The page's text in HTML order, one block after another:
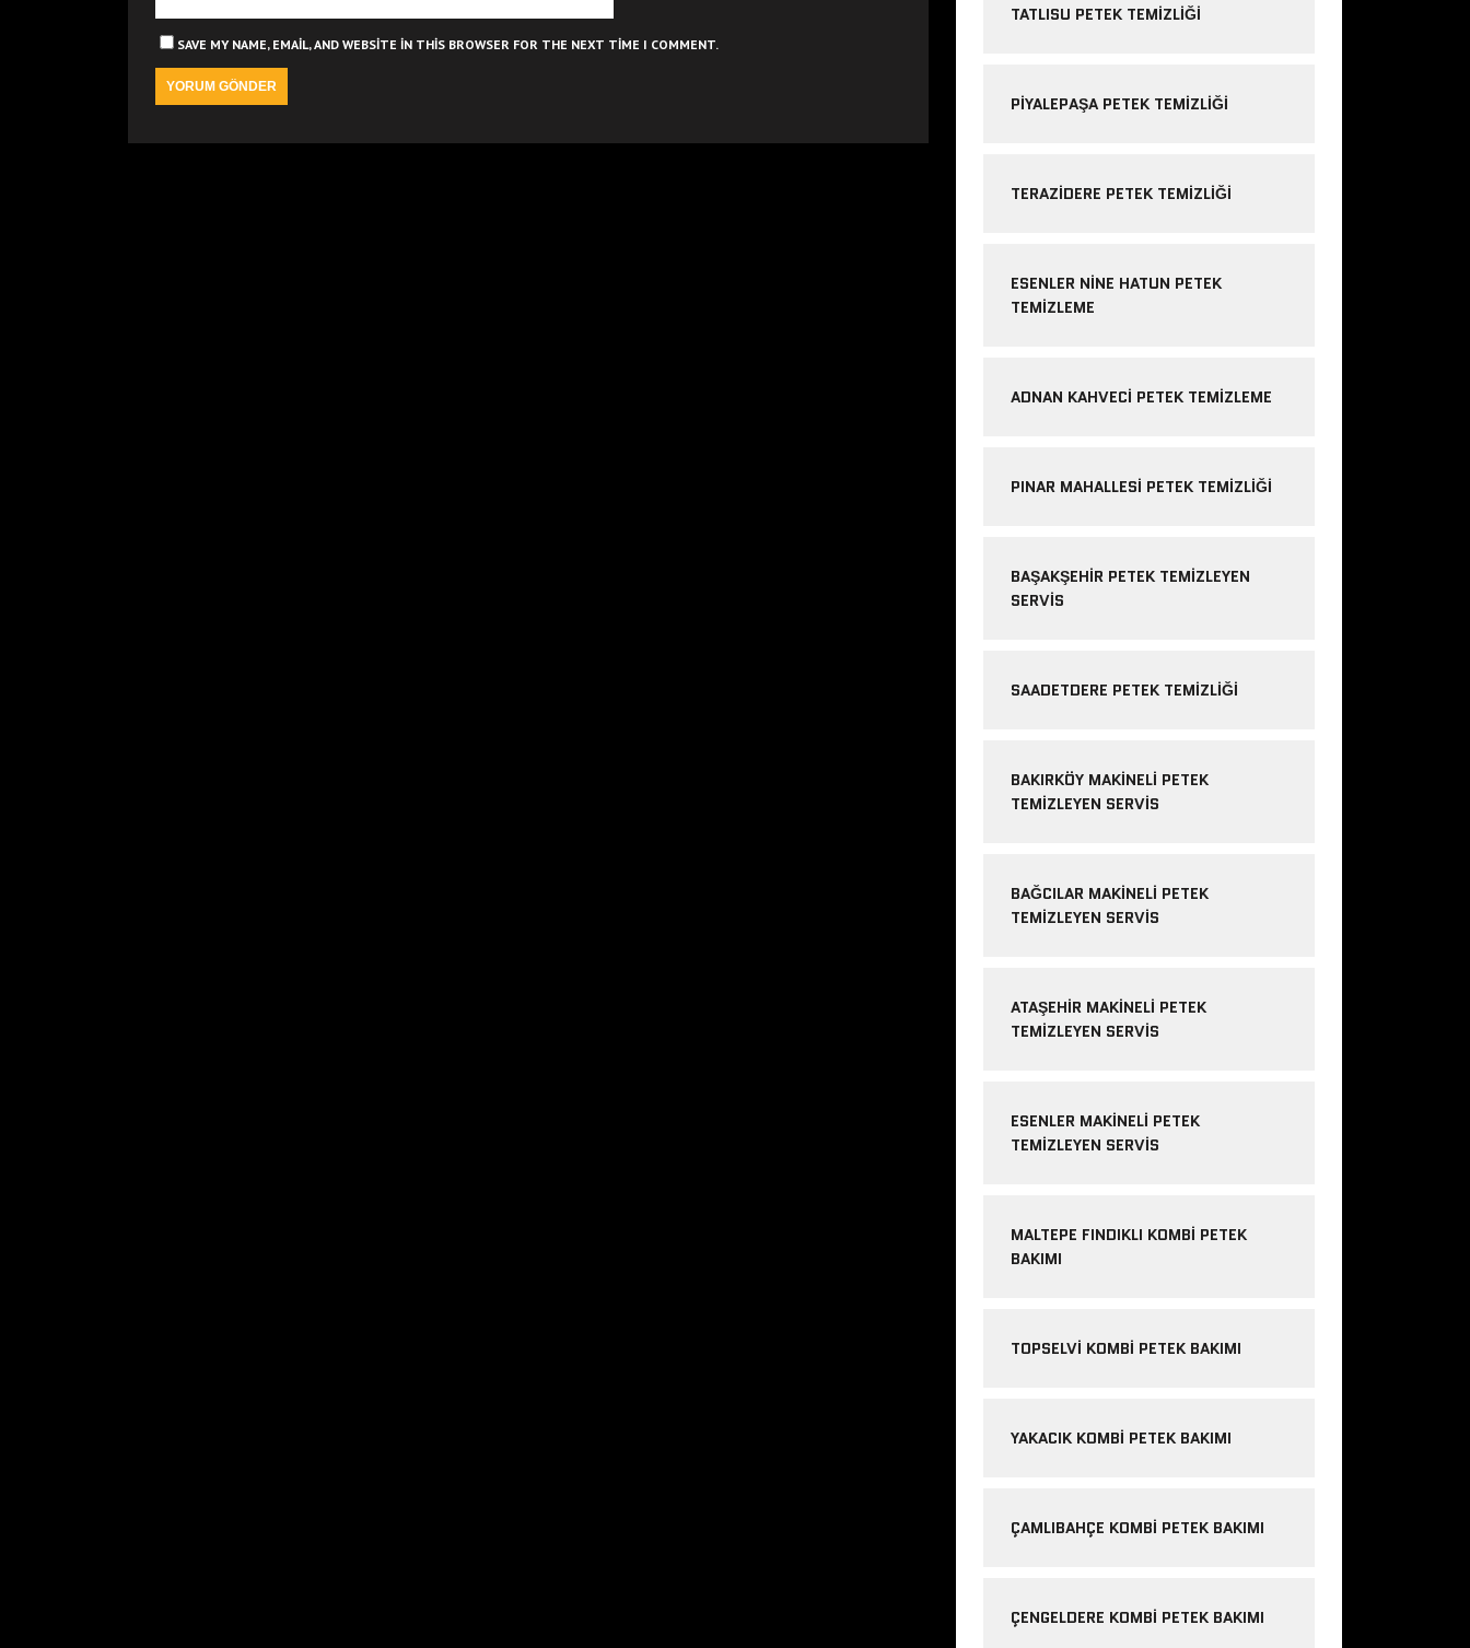
SAVE MY NAME, EMAIL, AND WEBSITE IN THIS BROWSER FOR THE NEXT TIME I COMMENT.
TATLISU PETEK TEMIZLIĞI
PIYALEPAŞA PETEK TEMIZLIĞI
TERAZIDERE PETEK TEMIZLIĞI
ESENLER NINE HATUN PETEK
TEMIZLEME
ADNAN KAHVECI PETEK TEMIZLEME
PINAR MAHALLESI PETEK TEMIZLIĞI
BAŞAKŞEHIR PETEK TEMIZLEYEN
SERVIS
SAADETDERE PETEK TEMIZLIĞI
BAKIRKÖY MAKINELI PETEK
TEMIZLEYEN SERVIS
BAĞCILAR MAKINELI PETEK
TEMIZLEYEN SERVIS
ATAŞEHIR MAKINELI PETEK
TEMIZLEYEN SERVIS
ESENLER MAKINELI PETEK
TEMIZLEYEN SERVIS
MALTEPE FINDIKLI KOMBI PETEK
BAKIMI
TOPSELVI KOMBI PETEK BAKIMI
YAKACIK KOMBI PETEK BAKIMI
ÇAMLIBAHÇE KOMBI PETEK BAKIMI
ÇENGELDERE KOMBI PETEK BAKIMI